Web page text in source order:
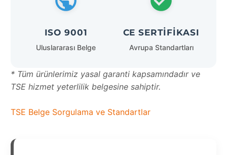
ISO 9001
Uluslararası Belge
CE SERTIFIKASI
Avrupa Standartları
* Tüm ürünlerimiz yasal garanti kapsamındadır ve
TSE hizmet yeterlilik belgesine sahiptir.
TSE Belge Sorgulama ve Standartlar